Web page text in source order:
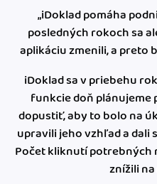
„iDoklad pomáha
posledných rokoch sa
aplikáciu zmenili, a preto
iDoklad sa v priebehu
funkcie doň plánujeme
dopustiť, aby to bolo na
upravili jeho vzhľad a dali
Počet kliknutí potrebných
znížili